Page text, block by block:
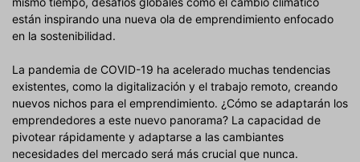
están inspirando una nueva ola de emprendimiento enfocado
en la sostenibilidad.
La pandemia de COVID-19 ha acelerado muchas tendencias
existentes, como la digitalización y el trabajo remoto, creando
nuevos nichos para el emprendimiento. ¿Cómo se adaptarán los
emprendedores a este nuevo panorama? La capacidad de
pivotear rápidamente y adaptarse a las cambiantes
necesidades del mercado será más crucial que nunca.